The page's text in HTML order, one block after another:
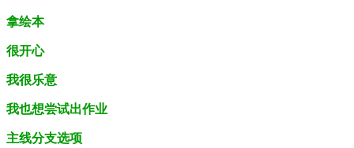
拿绘本
很开心
我很乐意
我也想尝试出作业
主线分支选项